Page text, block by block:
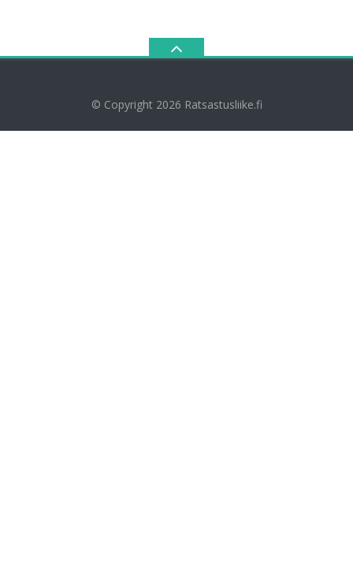
© Copyright 2026 Ratsastusliike.fi